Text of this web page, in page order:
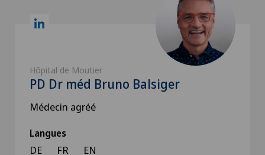
Hôpital de Moutier
PD Dr méd Bruno Balsiger
Médecin agréé
Langues
DE FR EN